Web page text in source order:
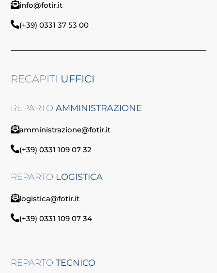
info@fotir.it
(+39) 0331 37 53 00
RECAPITI UFFICI
REPARTOAMMINISTRAZIONE
amministrazione@fotir.it
(+39) 0331 109 07 32
REPARTO LOGISTICA
logistica@fotir.it
(+39) 0331 109 07 34
REPARTOTECNICO